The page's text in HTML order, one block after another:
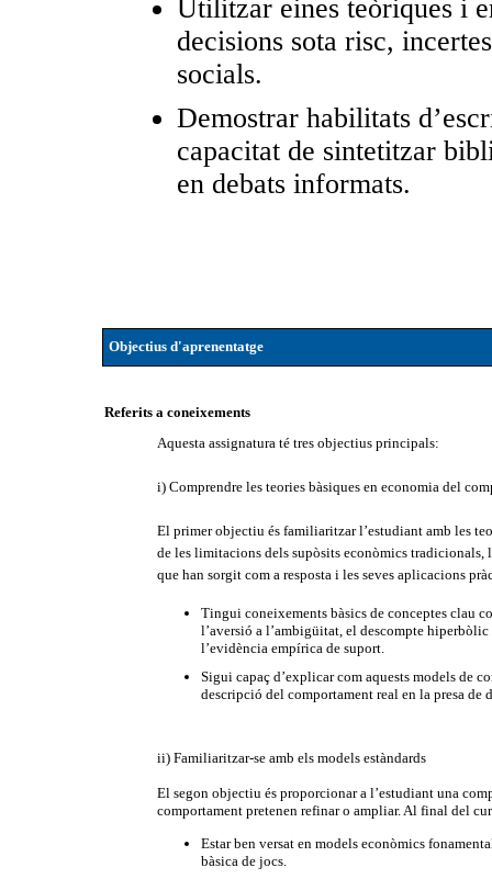
Utilitzar eines teòriques i
decisions sota risc,
socials.
Demostrar habilitats
capacitat de sintetitzar
en debats informats.
Objectius d'aprenentatge
Referits a coneixements
Aquesta assignatura té tres objectius principals:
i) Comprendre les teories bàsiques en economia del
El primer objectiu és familiaritzar l’estudiant amb les
de les limitacions dels supòsits econòmics tradicionals,
que han sorgit com a resposta i les seves aplicacions
Tingui coneixements bàsics de conceptes clau
l’aversió a l’ambigüitat, el descompte
l’evidència empírica de suport.
Sigui capaç d’explicar com aquests models de
descripció del comportament real en la presa de
ii) Familiaritzar-se amb els models estàndards
El segon objectiu és proporcionar a l’estudiant una
comportament pretenen refinar o ampliar. Al final del
Estar ben versat en models econòmics
bàsica de jocs.